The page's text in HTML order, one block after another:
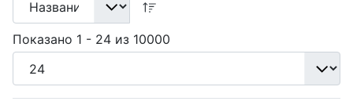
Показано 1 - 24 из 10000